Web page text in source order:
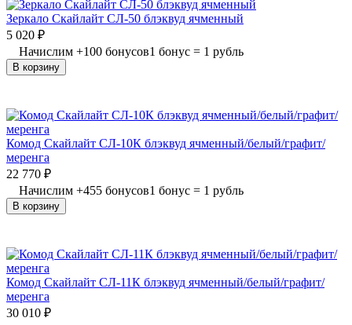
Зеркало Скайлайт СЛ-50 блэквуд ячменный
5 020 ₽
Начислим +100 бонусов1 бонус = 1 рубль
В корзину
Комод Скайлайт СЛ-10К блэквуд ячменный/белый/графит/
меренга
22 770 ₽
Начислим +455 бонусов1 бонус = 1 рубль
В корзину
Комод Скайлайт СЛ-11К блэквуд ячменный/белый/графит/
меренга
30 010 ₽